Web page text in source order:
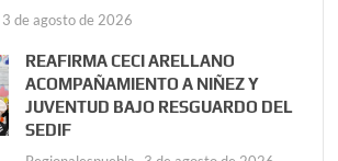
3 de agosto de 2026
REAFIRMA CECI ARELLANO
ACOMPAÑAMIENTO A NIÑEZ Y
JUVENTUD BAJO RESGUARDO DEL
SEDIF